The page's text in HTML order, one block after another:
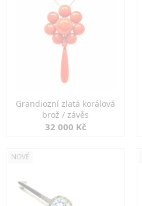
Grandiozní zlatá korálová
brož / závěs
32 000 Kč
NOVÉ